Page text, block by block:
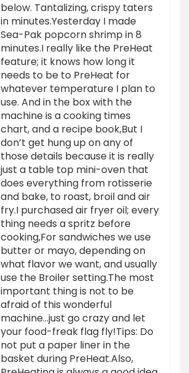
below. Tantalizing, crispy taters
in minutes.Yesterday I made
Sea-Pak popcorn shrimp in 8
minutes.I really like the PreHeat
feature; it knows how long it
needs to be to PreHeat for
whatever temperature I plan to
use. And in the box with the
machine is a cooking times
chart, and a recipe book,But I
don’t get hung up on any of
those details because it is really
just a table top mini-oven that
does everything from rotisserie
and bake, to roast, broil and air
fry.I purchased air fryer oil; every
thing needs a spritz before
cooking,For sandwiches we use
butter or mayo, depending on
what flavor we want, and usually
use the Broiler setting.The most
important thing is not to be
afraid of this wonderful
machine…just go crazy and let
your food-freak flag fly!Tips: Do
not put a paper liner in the
basket during PreHeat.Also,